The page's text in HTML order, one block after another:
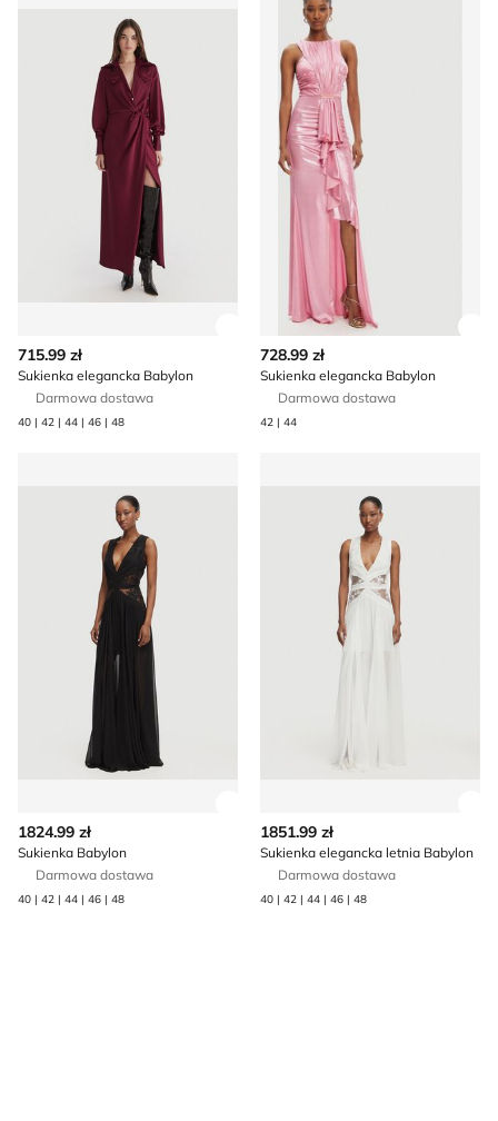
Zobacz szczegóły produktu
715.99 zł
Sukienka elegancka Babylon
Darmowa dostawa
40 | 42 | 44 | 46 | 48
728.99 zł
Sukienka elegancka Babylon
Darmowa dostawa
42 | 44
1824.99 zł
Sukienka Babylon
Darmowa dostawa
40 | 42 | 44 | 46 | 48
1851.99 zł
Sukienka elegancka letnia Babylon
Darmowa dostawa
40 | 42 | 44 | 46 | 48